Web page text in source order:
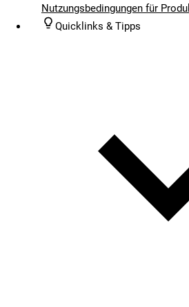
Nutzungsbedingungen für
Quicklinks & Tipps